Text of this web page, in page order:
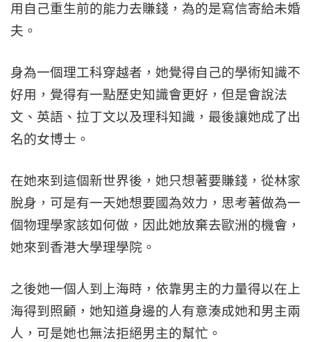
用自己重生前的能力去賺錢，為的是寫信寄給未婚
夫。
身為一個理工科穿越者，她覺得自己的學術知識不
好用，覺得有一點歷史知識會更好，但是會說法
文、英語、拉丁文以及理科知識，最後讓她成了出
名的女博士。
在她來到這個新世界後，她只想著要賺錢，從林家
脫身，可是有一天她想要國為效力，思考著做為一
個物理學家該如何做，因此她放棄去歐洲的機會，
她來到香港大學理學院。
之後她一個人到上海時，依靠男主的力量得以在上
海得到照顧，她知道身邊的人有意湊成她和男主兩
人，可是她也無法拒絕男主的幫忙。